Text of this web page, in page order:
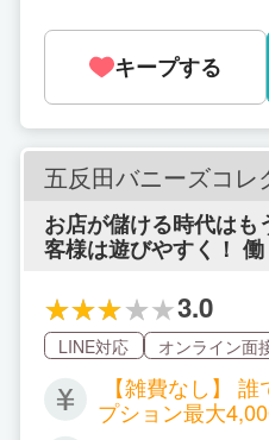
キープする
五反田バニーズコレ
お店が儲ける時代はも
客様は遊びやすく！
それでいい。 風俗愛だけで、利益度外視の新
しいリフレを五反田に
3.0
LINE対応 オンライン面
【雑費なし】
プション最大